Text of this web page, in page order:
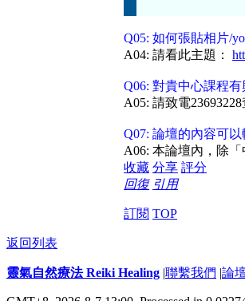
Q05: 如何張貼相片/
A04: 請看此主題：
Q06: 對貴中心課程
A05: 請致電23693228
Q07: 論壇的內容可
A06: 本論壇內，除
收藏 分享 評分
回復 引用
訂閱 TOP
返回列表
靈氣自然療法 Reiki Healing |聯繫我們 |論